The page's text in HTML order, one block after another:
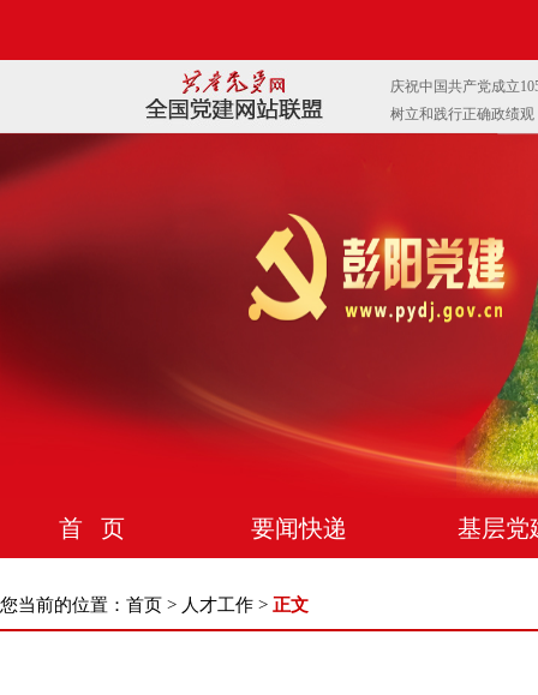
首 页 要闻快递 基层党
您当前的位置： 首页 > 人才工作 > 正文